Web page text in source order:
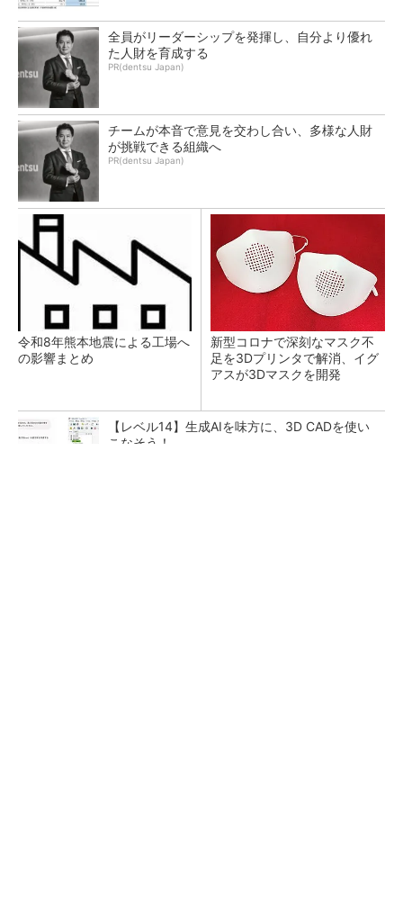
全員がリーダーシップを発揮し、自分より優れ
た人財を育成する
PR(dentsu Japan)
チームが本音で意見を交わし合い、多様な人財
が挑戦できる組織へ
PR(dentsu Japan)
令和8年熊本地震による工場へ
の影響まとめ
新型コロナで深刻なマスク不
足を3Dプリンタで解消、イグ
アスが3Dマスクを開発
【レベル14】生成AIを味方に、3D CADを使い
こなそう！